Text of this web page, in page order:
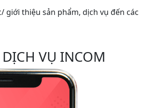
giới thiệu sản phẩm, dịch vụ đến các
VỤ INCOM